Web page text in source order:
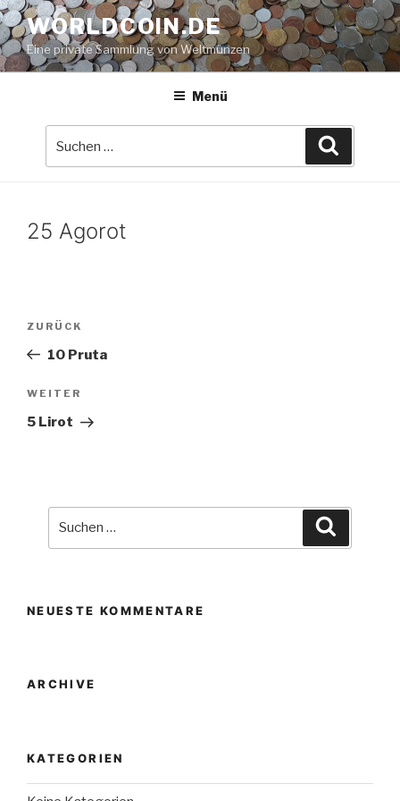
Zum
Inhalt
springen
WORLDCOIN.DE
Eine private Sammlung von Weltmünzen
Menü
25 Agorot
Beitrags-
Vorheriger
Beitrag
ZURÜCK
10 Pruta
Nächster
Beitrag
WEITER
5 Lirot
NEUESTE KOMMENTARE
ARCHIVE
KATEGORIEN